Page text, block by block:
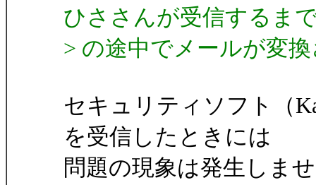
ひささんが受信するま
> の途中でメールが変
セキュリティソフト（
を受信したときには
問題の現象は発生しま